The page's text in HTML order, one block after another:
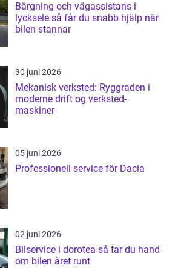
Bärgning och vägassistans i
lycksele så får du snabb hjälp när
bilen stannar
30 juni 2026
Mekanisk verksted: Ryggraden i
moderne drift og verksted-
maskiner
05 juni 2026
Professionell service för Dacia
02 juni 2026
Bilservice i dorotea så tar du hand
om bilen året runt